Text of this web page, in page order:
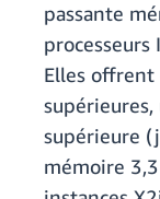
passante
processeurs
Elles offrent
supérieure
mémoire